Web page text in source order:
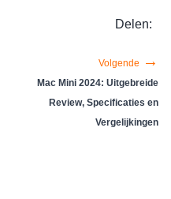
Delen:
Volgende →
Mac Mini 2024: Uitgebreide
Review, Specificaties en
Vergelijkingen